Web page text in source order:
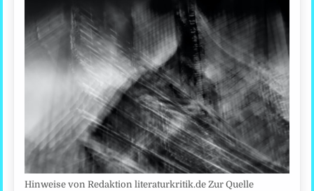
Hinweise von Redaktion literaturkritik.de Zur Quelle